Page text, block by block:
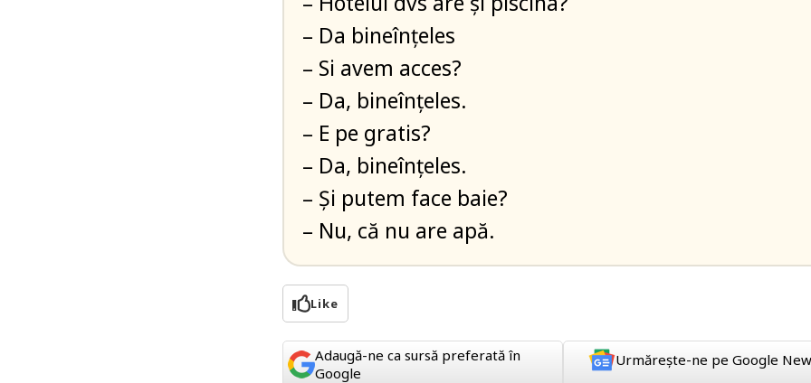
– Da bineînțeles
– Si avem acces?
– Da, bineînțeles.
– E pe gratis?
– Da, bineînțeles.
– Și putem face baie?
– Nu, că nu are apă.
Like
Adaugă-ne ca sursă preferată în
Google
Urmărește-ne pe Google